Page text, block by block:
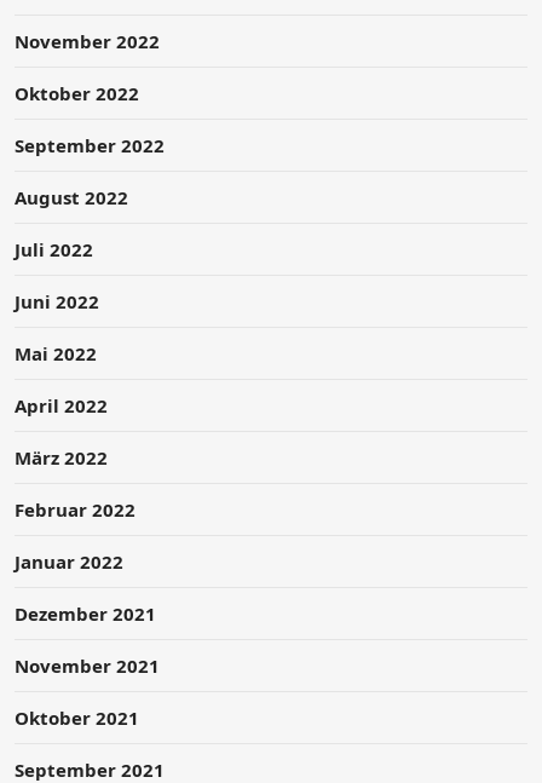
November 2022
Oktober 2022
September 2022
August 2022
Juli 2022
Juni 2022
Mai 2022
April 2022
März 2022
Februar 2022
Januar 2022
Dezember 2021
November 2021
Oktober 2021
September 2021